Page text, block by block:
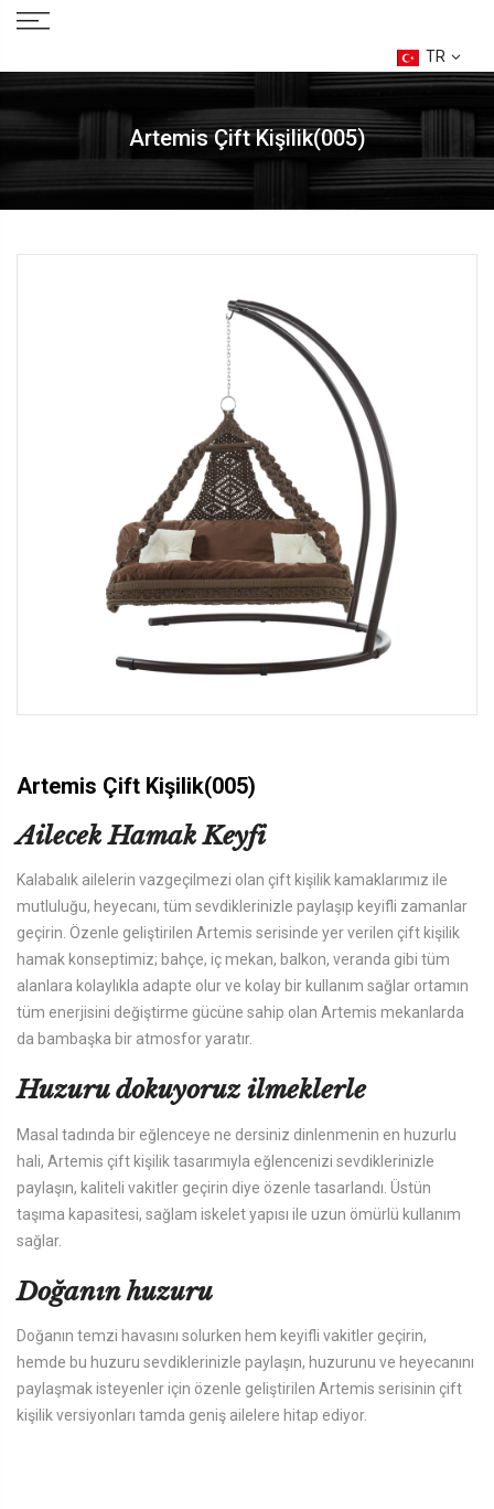
TR
Artemis Çift Kişilik(005)
Artemis Çift Kişilik(005)
Ailecek Hamak Keyfi
Kalabalık ailelerin vazgeçilmezi olan çift kişilik kamaklarımız ile
mutluluğu, heyecanı, tüm sevdiklerinizle paylaşıp keyifli zamanlar
geçirin. Özenle geliştirilen Artemis serisinde yer verilen çift kişilik
hamak konseptimiz; bahçe, iç mekan, balkon, veranda gibi tüm
alanlara kolaylıkla adapte olur ve kolay bir kullanım sağlar ortamın
tüm enerjisini değiştirme gücüne sahip olan Artemis mekanlarda
da bambaşka bir atmosfor yaratır.
Huzuru dokuyoruz ilmeklerle
Masal tadında bir eğlenceye ne dersiniz dinlenmenin en huzurlu
hali, Artemis çift kişilik tasarımıyla eğlencenizi sevdiklerinizle
paylaşın, kaliteli vakitler geçirin diye özenle tasarlandı. Üstün
taşıma kapasitesi, sağlam iskelet yapısı ile uzun ömürlü kullanım
sağlar.
Doğanın huzuru
Doğanın temzi havasını solurken hem keyifli vakitler geçirin,
hemde bu huzuru sevdiklerinizle paylaşın, huzurunu ve heyecanını
paylaşmak isteyenler için özenle geliştirilen Artemis serisinin çift
kişilik versiyonları tamda geniş ailelere hitap ediyor.